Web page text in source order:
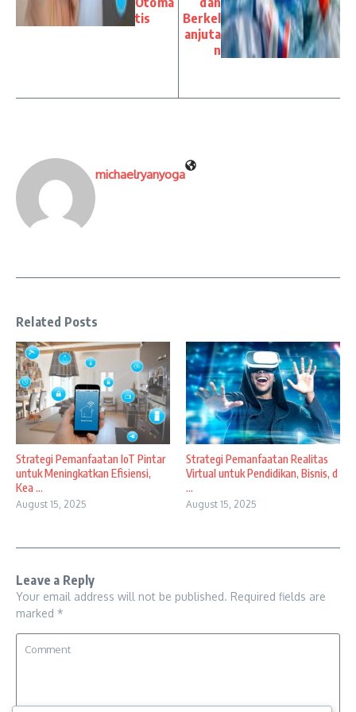
tis
Berkel
anjuta
n
michaelryanyoga
Related Posts
Strategi Pemanfaatan IoT Pintar
untuk Meningkatkan Efisiensi,
Kea ...
August 15, 2025
Strategi Pemanfaatan Realitas
Virtual untuk Pendidikan, Bisnis, d
...
August 15, 2025
Leave a Reply
Your email address will not be published. Required fields are
marked *